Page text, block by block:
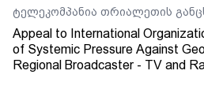
ტელეკომპანია თრიალეთის
Appeal to International
of Systemic Pressure Against
Regional Broadcaster - TV and